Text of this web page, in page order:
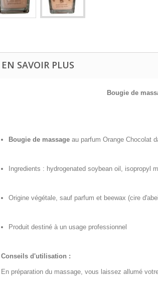
EN SAVOIR PLUS
Bougie de
Bougie de massage au parfum Orange Chocolat
Ingredients : hydrogenated soybean oil, isopropyl
Origine végétale, sauf parfum et beewax (cire
Produit destiné à un usage professionnel
Conseils d'utilisation :
En préparation du massage, vous laissez allumé